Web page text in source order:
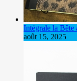
Intégrale la
août 15, 2025